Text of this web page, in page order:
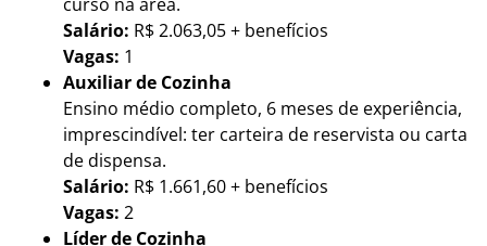
Salário: R$ 2.063,05 + benefícios
Vagas: 1
Auxiliar de Cozinha
Ensino médio completo, 6 meses de experiência,
imprescindível: ter carteira de reservista ou carta
de dispensa.
Salário: R$ 1.661,60 + benefícios
Vagas: 2
Líder de Cozinha